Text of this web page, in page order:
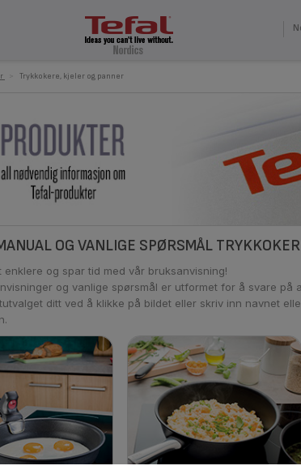
Trykkokere, kjeler og panner
OG VANLIGE SPØRSMÅL
enklere og spar tid med vår bruksanvisning!
og vanlige spørsmål er utformet for å svare på
ditt ved å klikke på bildet eller skriv inn navnet